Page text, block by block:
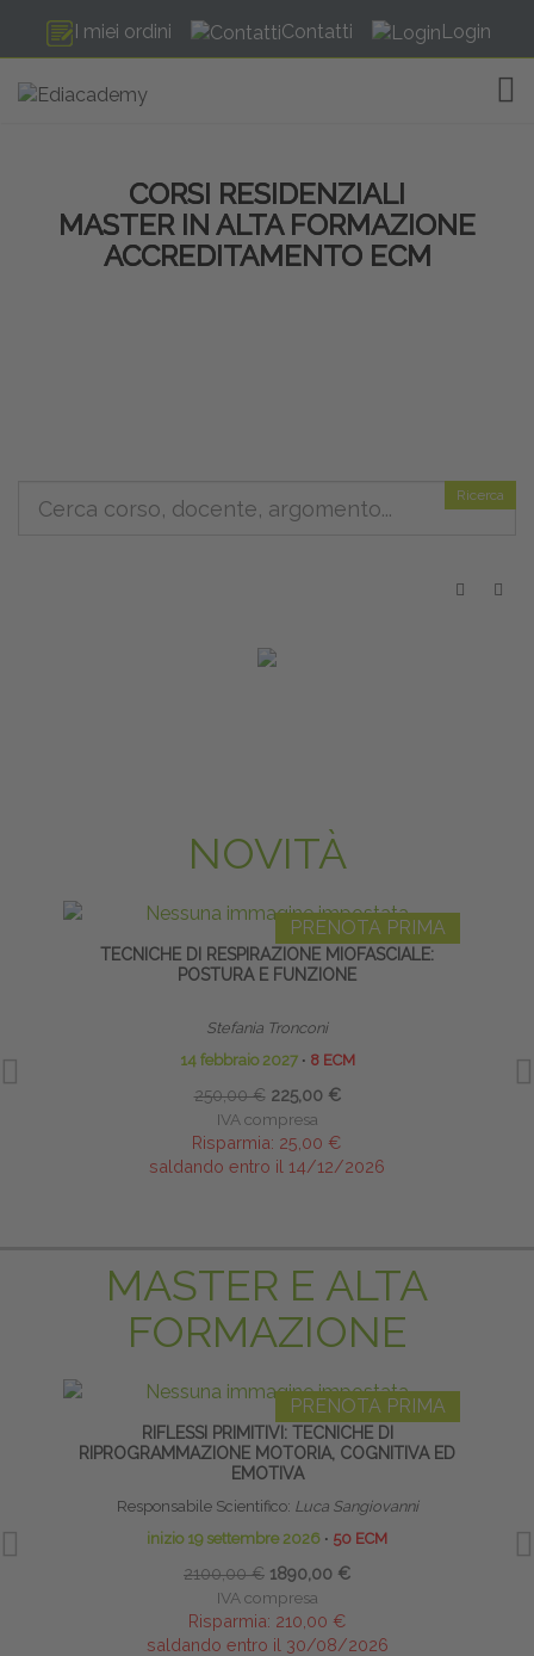
I miei ordini Contatti Login
CORSI RESIDENZIALI
MASTER IN ALTA FORMAZIONE
ACCREDITAMENTO ECM
Ricerca
NOVITÀ
PRENOTA PRIMA
TECNICHE DI RESPIRAZIONE MIOFASCIALE:
POSTURA E FUNZIONE
Stefania Tronconi
14 febbraio 2027 ∙ 8 ECM
250,00 € 225,00 €
IVA compresa
Risparmia: 25,00 €
saldando entro il 14/12/2026
MASTER E ALTA
FORMAZIONE
PRENOTA PRIMA
RIFLESSI PRIMITIVI: TECNICHE DI
RIPROGRAMMAZIONE MOTORIA, COGNITIVA ED
EMOTIVA
Responsabile Scientifico: Luca Sangiovanni
inizio 19 settembre 2026 ∙ 50 ECM
2100,00 € 1890,00 €
IVA compresa
Risparmia: 210,00 €
saldando entro il 30/08/2026